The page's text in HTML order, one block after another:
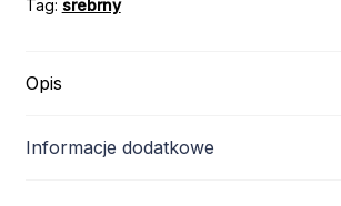
kolor:
Tag: srebrny
Opis
Informacje dodatkowe